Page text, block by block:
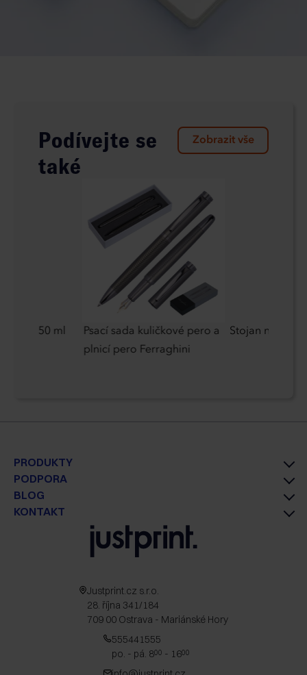
Podívejte se
také
Zobrazit vše
750 ml
Psací sada kuličkové pero a
plnicí pero Ferraghini
Stojan na
PRODUKTY
PODPORA
BLOG
KONTAKT
Justprint.cz s.r.o.
28. října 341/184
709 00 Ostrava - Mariánské Hory
555441555
po. - pá. 800 - 1600